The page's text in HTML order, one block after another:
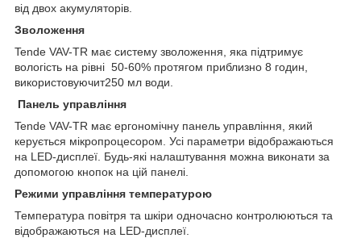
від двох акумуляторів.
Зволоження
Tende VAV-TR має систему зволоження, яка підтримує
вологість на рівні 50-60% протягом приблизно 8 годин,
використовуючит250 мл води.
Панель управління
Tende VAV-TR має ергономічну панель управління, який
керується мікропроцесором. Усі параметри відображаються
на LED-дисплеї. Будь-які налаштування можна виконати за
допомогою кнопок на цій панелі.
Режими управління температурою
Температура повітря та шкіри одночасно контролюються та
відображаються на LED-дисплеї.